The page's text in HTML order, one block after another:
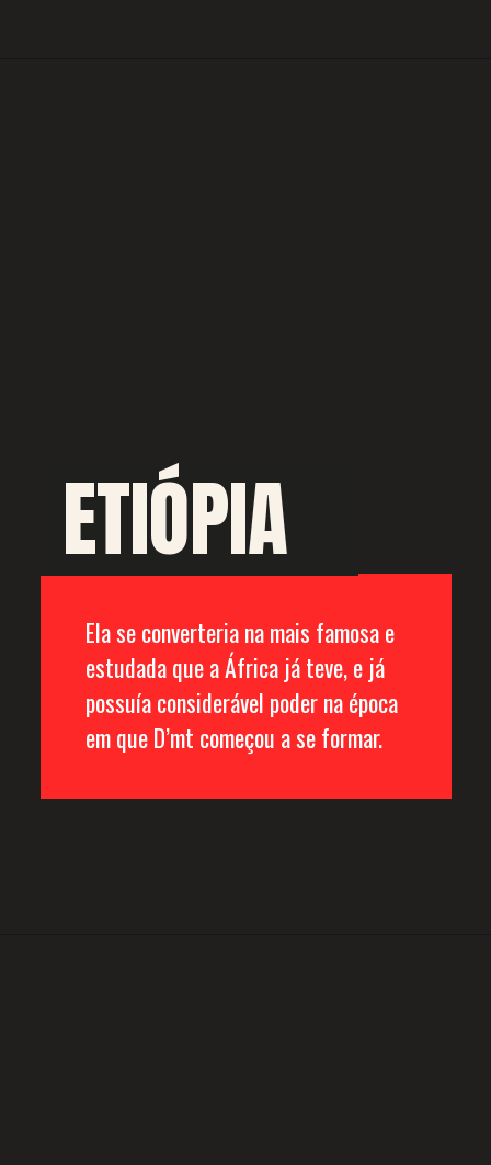
Ela se converteria na mais famosa e
estudada que a África já teve, e já
possuía considerável poder na época
em que D’mt começou a se formar.
ETIÓPIA